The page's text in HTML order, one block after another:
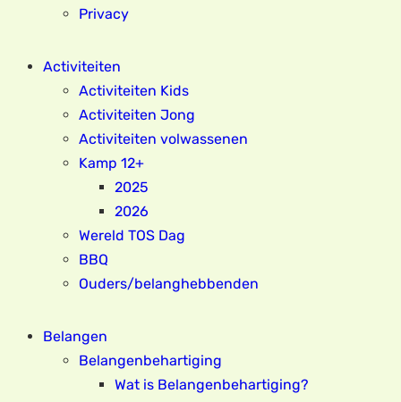
Privacy
Activiteiten
Activiteiten Kids
Activiteiten Jong
Activiteiten volwassenen
Kamp 12+
2025
2026
Wereld TOS Dag
BBQ
Ouders/belanghebbenden
Belangen
Belangenbehartiging
Wat is Belangenbehartiging?